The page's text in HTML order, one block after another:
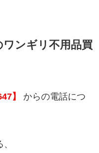
ワンギリ不用品買
】
からの電話につ